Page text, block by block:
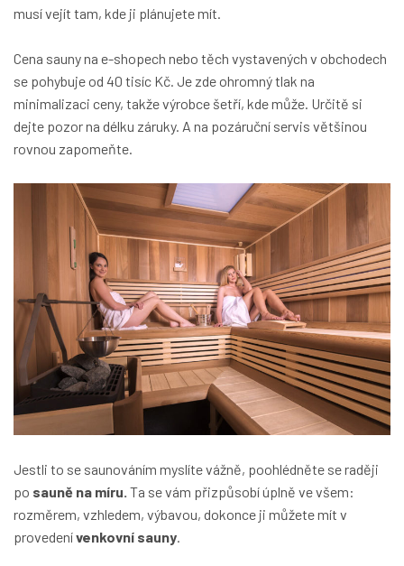
musí vejít tam, kde ji plánujete mít.
Cena sauny na e-shopech nebo těch vystavených v obchodech
se pohybuje od 40 tisíc Kč. Je zde ohromný tlak na
minimalizaci ceny, takže výrobce šetří, kde může. Určitě si
dejte pozor na délku záruky. A na pozáruční servis většinou
rovnou zapomeňte.
Jestli to se saunováním myslíte vážně, poohlédněte se raději
po sauně na míru. Ta se vám přizpůsobí úplně ve všem:
rozměrem, vzhledem, výbavou, dokonce ji můžete mít v
provedenívenkovní sauny.